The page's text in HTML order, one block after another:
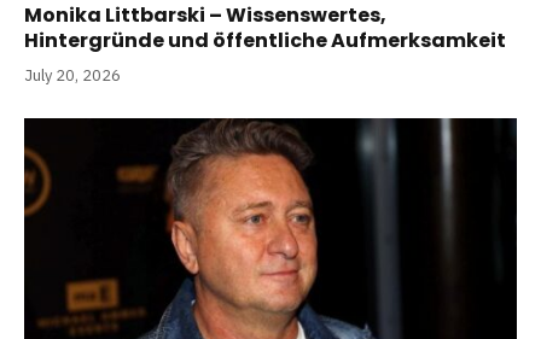
Monika Littbarski – Wissenswertes,
Hintergründe und öffentliche Aufmerksamkeit
July 20, 2026